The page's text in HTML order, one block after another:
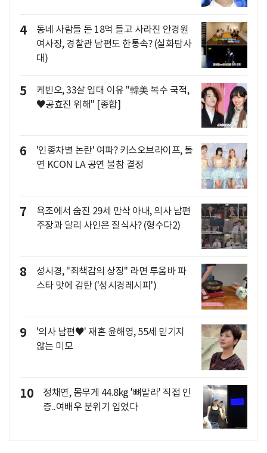
4
동네 사람들 돈 18억 들고 사라진 안경원
여사장, 경찰관 남편도 한통속? (실화탐사
대)
5
케빈오, 33살 입대 이유 "韓美 복수 국적,
♥공효진 위해" [종합]
6
'인종차별 논란' 여파? 키스오브라이프, 돌
연 KCON LA 공연 불참 결정
7
욕조에서 숨진 29세 만삭 아내, 의사 남편
주장과 달리 사인은 질식사? (형수다2)
8
성시경, "죄책감의 상징" 라면 투움바 파
스타 맛에 감탄 ('성시경레시피')
9
'의사 남편♥' 재혼 윤해영, 55세 믿기지
않는 미모
10
정채연, 몸무게 44.8kg '뼈말라' 직접 인
증..여배우 분위기 입었다